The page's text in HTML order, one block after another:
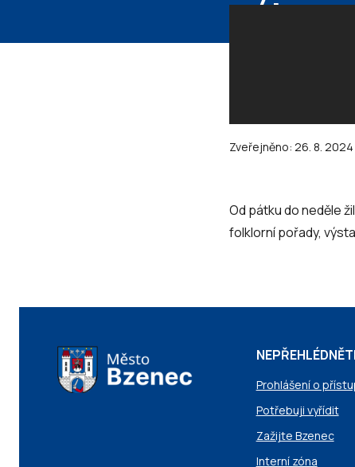
Zveřejněno: 26. 8. 2024
Od pátku do neděle
folklorní pořady,
Prohlášení o
Potřebuji vyřídit
Zažijte Bzenec
Interní zóna